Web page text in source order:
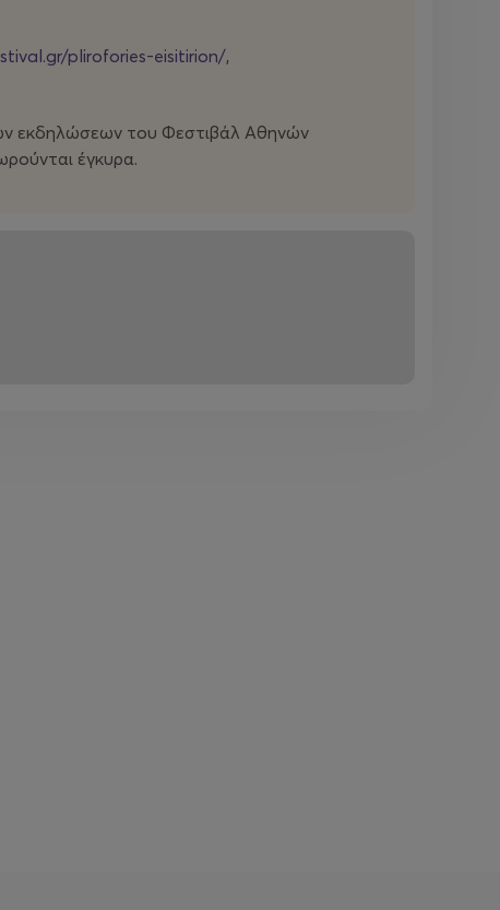
plirofories-eisitirion/,
εκδηλώσεων του Φεστιβάλ Αθηνών
έγκυρα.